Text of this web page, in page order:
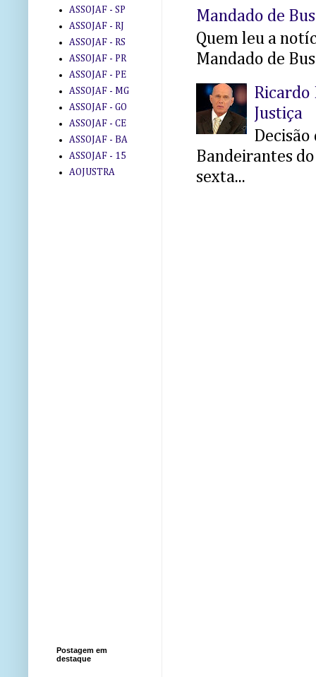
Mandado de
Quem leu a
Mandado de
Ricardo
Justiça
Decisão
Bandeirantes
sexta...
ASSOJAF - SP
ASSOJAF - RJ
ASSOJAF - RS
ASSOJAF - PR
ASSOJAF - PE
ASSOJAF - MG
ASSOJAF - GO
ASSOJAF - CE
ASSOJAF - BA
ASSOJAF - 15
AOJUSTRA
Postagem em
destaque